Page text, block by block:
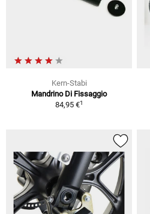
Kern-Stabi
Mandrino Di Fissaggio
84,95 €1